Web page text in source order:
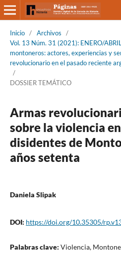
Inicio / Archivos
/
Vol. 13 Núm. 31 (2021): ENERO/
montoneros: actores, experiencias y
revolucionario en el pasado reciente
/
DOSSIER TEMÁTICO
Armas
sobre la violencia
disidentes de
años setenta
Daniela Slipak
DOI: https://doi.org/10.35305/
Palabras clave: Violencia,